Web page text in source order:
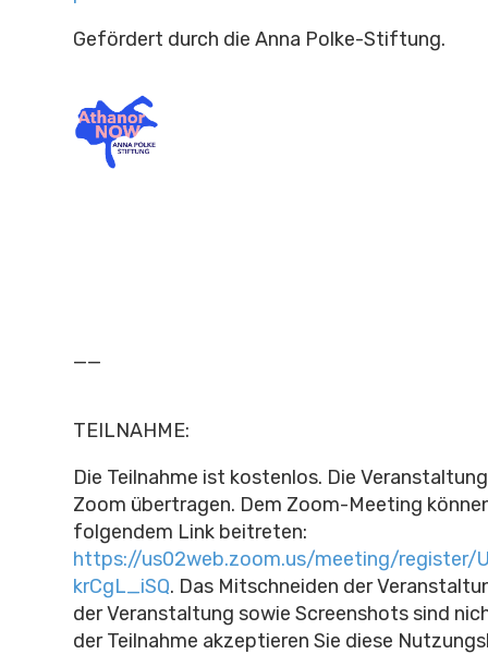
Gefördert durch die Anna Polke-Stiftung.
__
TEILNAHME:
Die Teilnahme ist kostenlos. Die
Zoom übertragen. Dem Zoom-Meeting
folgendem Link beitreten:
https://us02web.zoom.us/meeting/register/
krCgL_iSQ. Das Mitschneiden der
der Veranstaltung sowie Screenshots sind
der Teilnahme akzeptieren Sie diese